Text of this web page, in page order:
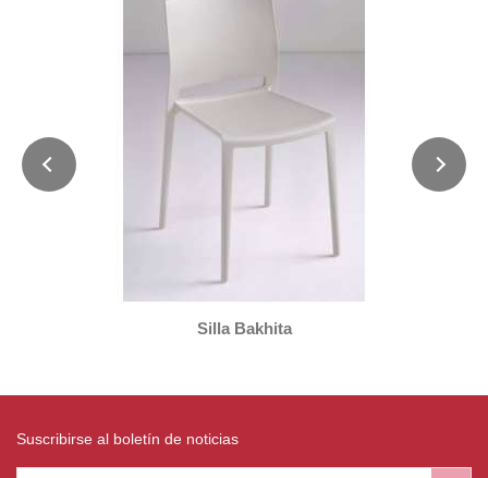
Silla Bakhita
Suscribirse al boletín de noticias